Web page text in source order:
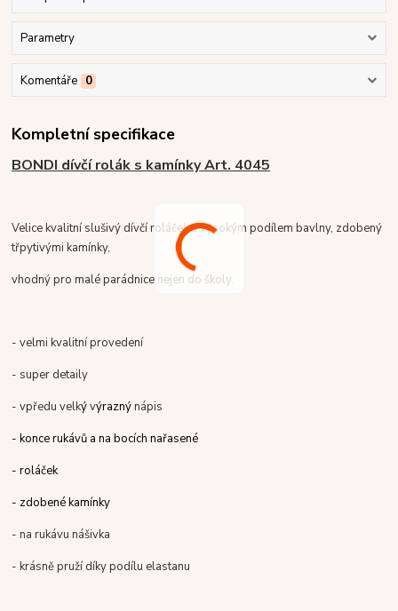
Parametry
Komentáře 0
Kompletní specifikace
BONDI dívčí rolák s kamínky Art. 4045
Velice kvalitní slušivý dívčí roláček s vysokým podílem bavlny, zdobený
třpytivými kamínky,
vhodný pro malé parádnice nejen do školy.
- velmi kvalitní provedení
- super detaily
- vpředu velkývýraznýnápis
- konce rukávů a na bocích nařasené
- roláček
- zdobené kamínky
- na rukávu nášivka
- krásně pruží díky podílu elastanu